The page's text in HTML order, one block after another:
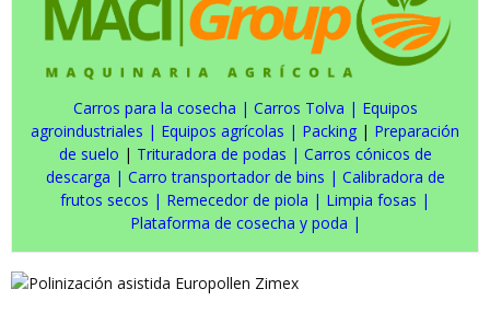
Carros para la cosecha | Carros Tolva | Equipos
agroindustriales | Equipos agrícolas | Packing | Preparación
de suelo | Trituradora de podas | Carros cónicos de
descarga | Carro transportador de bins | Calibradora de
frutos secos | Remecedor de piola | Limpia fosas |
Plataforma de cosecha y poda |